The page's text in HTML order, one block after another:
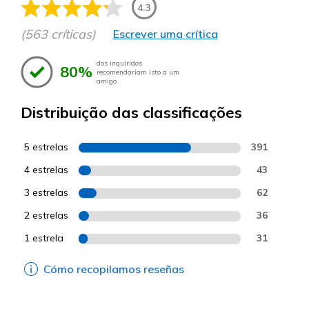
4.3
(563 críticas) Escrever uma crítica
80% dos inquiridos
recomendariam isto a um
amigo.
Distribuição das classificações
5 estrelas 391
4 estrelas 43
3 estrelas 62
2 estrelas 36
1 estrela 31
Cómo recopilamos reseñas